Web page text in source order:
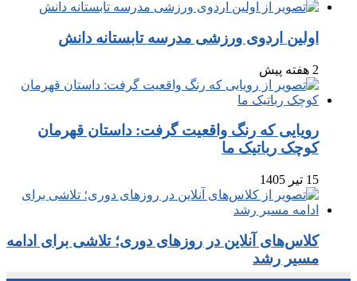
اولین اردوی ورزشی مدرسه تابستانه دانش
2 هفته پیش
رویایی که رنگ واقعیت گرفت: داستان قهرمان
کوچک رباتیک ما
15 تیر 1405
کلاس‌های آنلاین در روزهای دوری؛ تلاشی برای ادامه
مسیر رشد